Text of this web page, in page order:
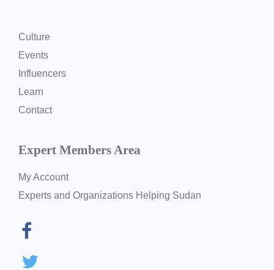
Culture
Events
Influencers
Learn
Contact
Expert Members Area
My Account
Experts and Organizations Helping Sudan